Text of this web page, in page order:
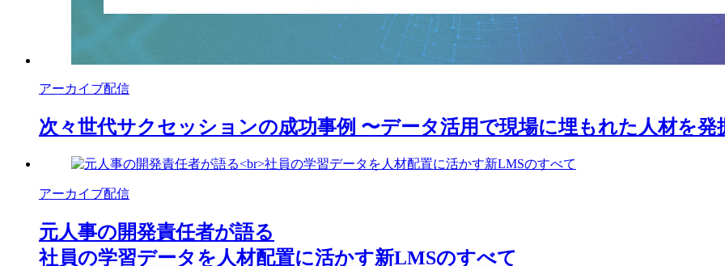
アーカイブ配信
次々世代サクセッションの成功事例 〜データ活用で現場に埋もれた人材を発
アーカイブ配信
元人事の開発責任者が語る
社員の学習データを人材配置に活かす新LMSのすべて